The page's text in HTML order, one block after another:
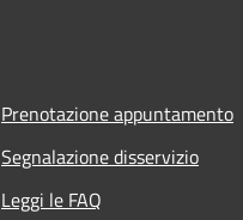
Prenotazione appuntamento
Segnalazione disservizio
Leggi le FAQ